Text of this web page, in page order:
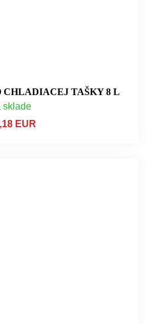
CHLADIACEJ TAŠKY 8 L
sklade
EUR